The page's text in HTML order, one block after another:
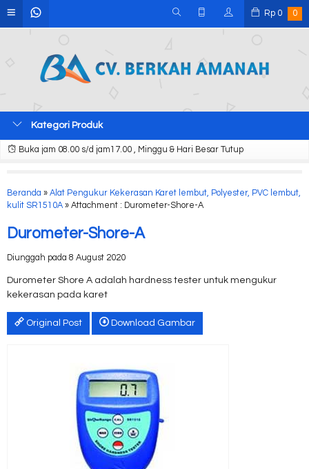
Rp 0 0
Kategori Produk
Buka jam 08.00 s/d jam17.00 , Minggu & Hari Besar Tutup
Beranda » Alat Pengukur Kekerasan Karet lembut, Polyester, PVC lembut,
kulit SR1510A» Attachment : Durometer-Shore-A
Durometer-Shore-A
Diunggah pada 8 August 2020
Durometer Shore A adalah hardness tester untuk mengukur
kekerasan pada karet
Original Post Download Gambar